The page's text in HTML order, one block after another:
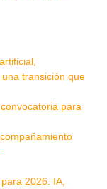
transición que
para
2026: IA,